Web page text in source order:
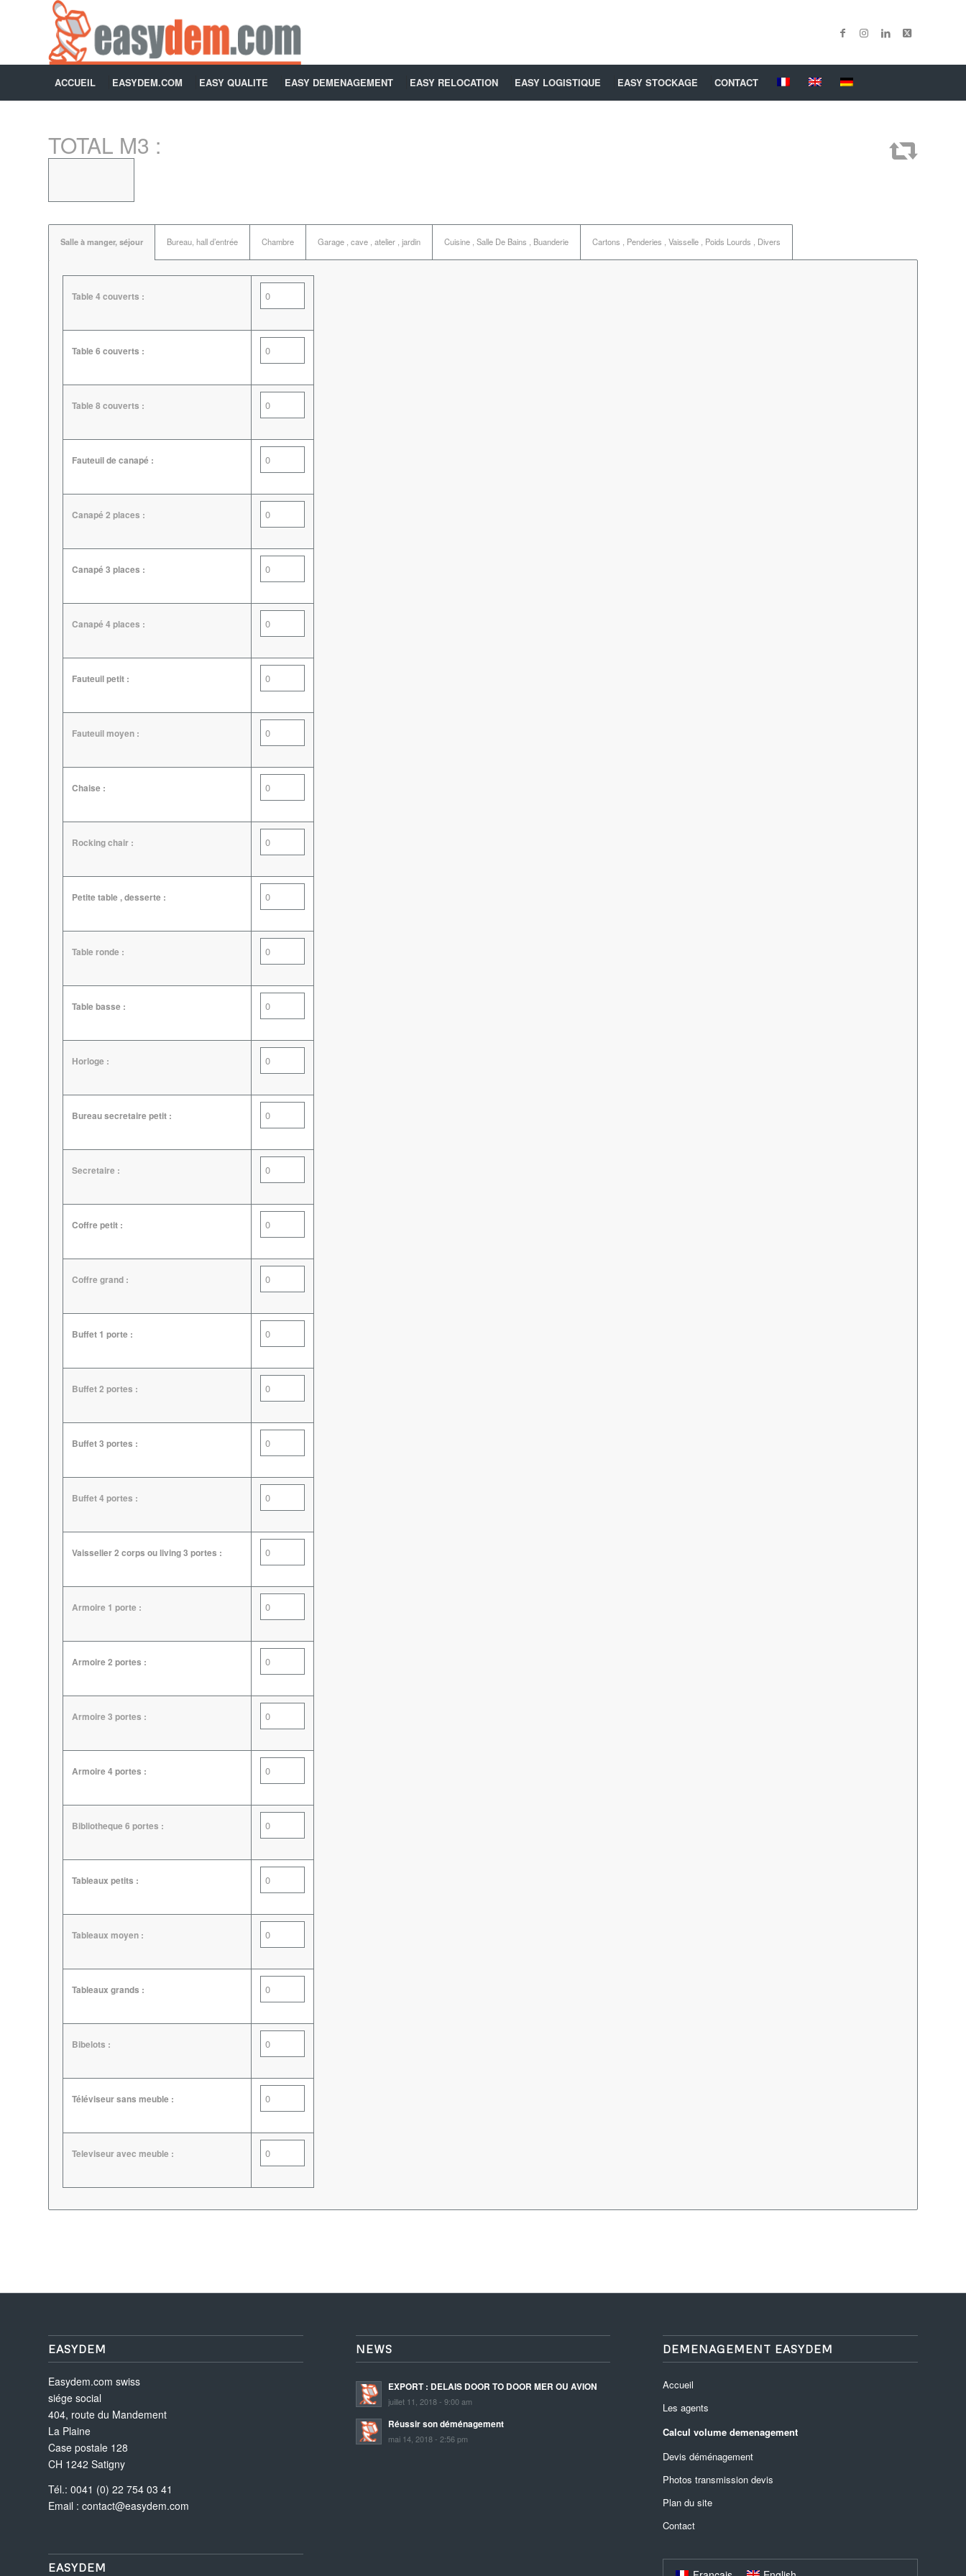
ACCUEIL EASYDEM.COM EASY QUALITE EASY DEMENAGEMENT EASY RELOCATION EASY LOGISTIQUE EASY STOCKAGE CONTACT
TOTAL M3 :
Salle à manger, séjour Bureau, hall d’entrée Chambre Garage , cave , atelier , jardin Cuisine , Salle De Bains , Buanderie Cartons , Penderies , Vaisselle , Poids Lourds , Divers
Table 4 couverts :
Table 6 couverts :
Table 8 couverts :
Fauteuil de canapé :
Canapé 2 places :
Canapé 3 places :
Canapé 4 places :
Fauteuil petit :
Fauteuil moyen :
Chaise :
Rocking chair :
Petite table , desserte :
Table ronde :
Table basse :
Horloge :
Bureau secretaire petit :
Secretaire :
Coffre petit :
Coffre grand :
Buffet 1 porte :
Buffet 2 portes :
Buffet 3 portes :
Buffet 4 portes :
Vaisselier 2 corps ou living 3 portes :
Armoire 1 porte :
Armoire 2 portes :
Armoire 3 portes :
Armoire 4 portes :
Bibliotheque 6 portes :
Tableaux petits :
Tableaux moyen :
Tableaux grands :
Bibelots :
Téléviseur sans meuble :
Televiseur avec meuble :
EASYDEM
Easydem.com swiss
siége social
404, route du Mandement
La Plaine
Case postale 128
CH 1242 Satigny
Tél.: 0041 (0) 22 754 03 41
Email : contact@easydem.com
EASYDEM
NEWS
EXPORT : DELAIS DOOR TO DOOR MER OU AVION
juillet 11, 2018 - 9:00 am
Réussir son déménagement
mai 14, 2018 - 2:56 pm
DEMENAGEMENT EASYDEM
Accueil
Les agents
Calcul volume demenagement
Devis déménagement
Photos transmission devis
Plan du site
Contact